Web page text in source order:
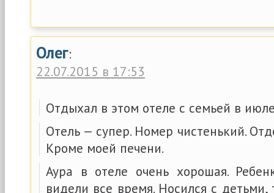
Олег:
22.07.2015 в 17:53
Отдыхал в этом отеле с семьей в
Отель — супер. Номер чистенький.
Кроме моей печени.
Аура в отеле очень хорошая.
видели все время. Носился с детьми,